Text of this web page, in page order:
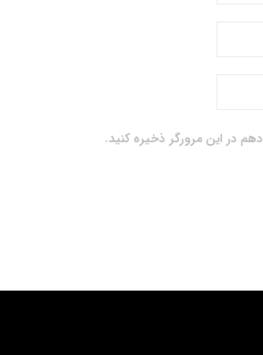
در این مرورگر ذخیره کنید.